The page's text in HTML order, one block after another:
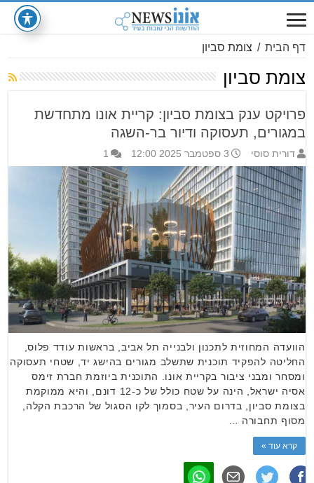
דף הבית / צומת סביון
צומת סביון
פרויקט ענק בצומת סביון: קריית אונו מתחדשת
במגורים, תעסוקה ודיור בר-השגה
דורית סוסי 3 ספטמבר 2025 12:00 1
הוועדה המחוזית לתכנון ולבנייה תל אביב, בראשות עודד פלוס,
החליטה להפקיד תוכנית שתשלב מגורים בהישג יד, שטחי תעסוקה
ומסחר ומבני ציבור בקריית אונו. התוכנית ביוזמת חברת זימס
אסיה ישראל, הינה על שטח כולל של כ-12 דונם, והיא ממוקמת
בצומת סביון, בדרום העיר, בסמוך לקו הסגול של הרכבת הקלה,
מסוף תחבורה …
קרא עוד »